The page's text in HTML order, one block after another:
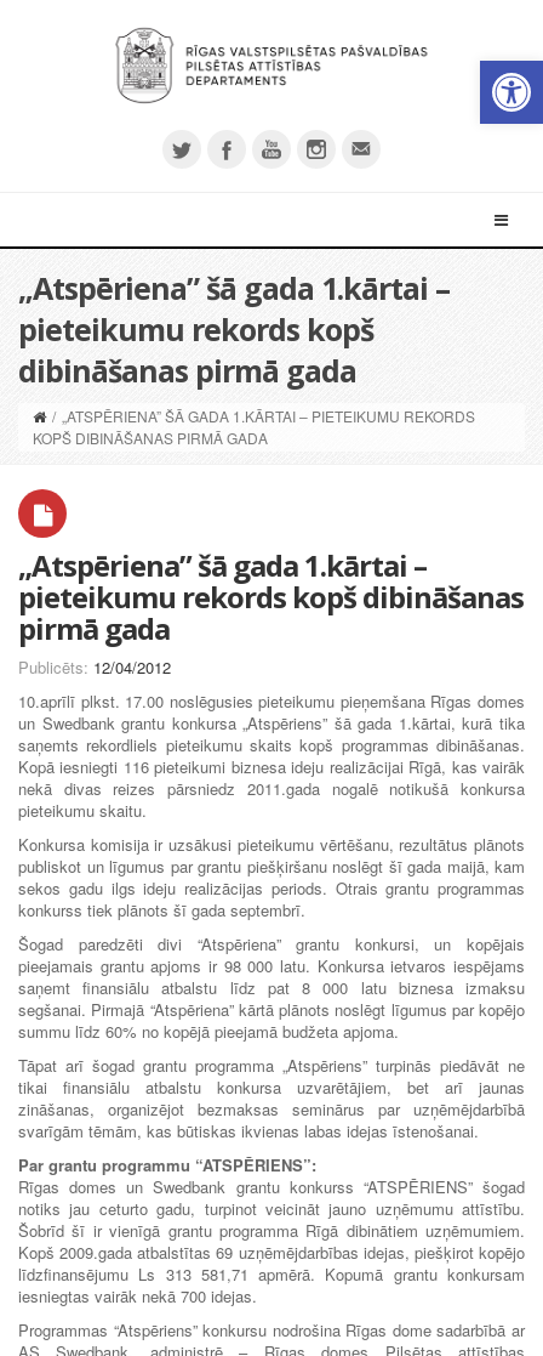
„Atspēriena” šā gada 1.kārtai –
pieteikumu rekords kopš
dibināšanas pirmā gada
/ „ATSPĒRIENA” ŠĀ GADA 1.KĀRTAI – PIETEIKUMU REKORDS
KOPŠ DIBINĀŠANAS PIRMĀ GADA
„Atspēriena” šā gada 1.kārtai –
pieteikumu rekords kopš dibināšanas
pirmā gada
Publicēts: 12/04/2012
10.aprīlī plkst. 17.00 noslēgusies pieteikumu pieņemšana Rīgas domes
un Swedbank grantu konkursa „Atspēriens” šā gada 1.kārtai, kurā tika
saņemts rekordliels pieteikumu skaits kopš programmas dibināšanas.
Kopā iesniegti 116 pieteikumi biznesa ideju realizācijai Rīgā, kas vairāk
nekā divas reizes pārsniedz 2011.gada nogalē notikušā konkursa
pieteikumu skaitu.
Konkursa komisija ir uzsākusi pieteikumu vērtēšanu, rezultātus plānots
publiskot un līgumus par grantu piešķiršanu noslēgt šī gada maijā, kam
sekos gadu ilgs ideju realizācijas periods. Otrais grantu programmas
konkurss tiek plānots šī gada septembrī.
Šogad paredzēti divi “Atspēriena” grantu konkursi, un kopējais
pieejamais grantu apjoms ir 98 000 latu. Konkursa ietvaros iespējams
saņemt finansiālu atbalstu līdz pat 8 000 latu biznesa izmaksu
segšanai. Pirmajā “Atspēriena” kārtā plānots noslēgt līgumus par kopējo
summu līdz 60% no kopējā pieejamā budžeta apjoma.
Tāpat arī šogad grantu programma „Atspēriens” turpinās piedāvāt ne
tikai finansiālu atbalstu konkursa uzvarētājiem, bet arī jaunas
zināšanas, organizējot bezmaksas seminārus par uzņēmējdarbībā
svarīgām tēmām, kas būtiskas ikvienas labas idejas īstenošanai.
Par grantu programmu “ATSPĒRIENS”:
Rīgas domes un Swedbank grantu konkurss “ATSPĒRIENS” šogad
notiks jau ceturto gadu, turpinot veicināt jauno uzņēmumu attīstību.
Šobrīd šī ir vienīgā grantu programma Rīgā dibinātiem uzņēmumiem.
Kopš 2009.gada atbalstītas 69 uzņēmējdarbības idejas, piešķirot kopējo
līdzfinansējumu Ls 313 581,71 apmērā. Kopumā grantu konkursam
iesniegtas vairāk nekā 700 idejas.
Programmas “Atspēriens” konkursu nodrošina Rīgas dome sadarbībā ar